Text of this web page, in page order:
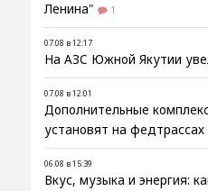
Ленина"
1
07.08 в 12:17
На АЗС Южной Якутии
07.08 в 12:01
Дополнительные
установят на федтрассах
06.08 в 15:39
Вкус, музыка и энергия: